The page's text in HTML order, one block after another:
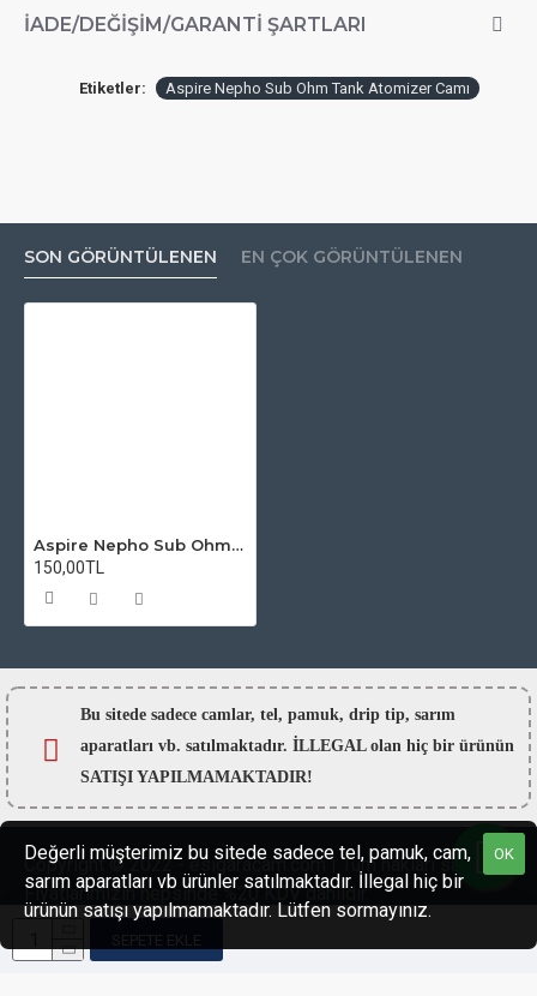
İADE/DEĞIŞIM/GARANTI ŞARTLARI
Etiketler: Aspire Nepho Sub Ohm Tank Atomizer Camı
SON GÖRÜNTÜLENEN EN ÇOK GÖRÜNTÜLENEN
Aspire Nepho Sub Ohm Tank Atomizer Camı
150,00TL
Bu sitede sadece camlar, tel, pamuk, drip tip, sarım
aparatları vb. satılmaktadır. İLLEGAL olan hiç bir ürünün
SATIŞI YAPILMAMAKTADIR!
Copyright © 2022 - esigaracam.com | Tüm hakları saklıdır.
Fiyatlarımızın hepsinde %20 KDV dahildir.
OK
Değerli müşterimiz bu sitede sadece tel, pamuk, cam,
sarım aparatları vb ürünler satılmaktadır. İllegal hiç bir
ürünün satışı yapılmamaktadır. Lütfen sormayınız.